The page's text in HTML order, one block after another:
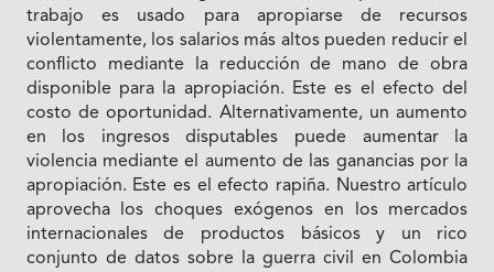
trabajo es usado para apropiarse de recursos
violentamente, los salarios más altos pueden reducir el
conflicto mediante la reducción de mano de obra
disponible para la apropiación. Este es el efecto del
costo de oportunidad. Alternativamente, un aumento
en los ingresos disputables puede aumentar la
violencia mediante el aumento de las ganancias por la
apropiación. Este es el efecto rapiña. Nuestro artículo
aprovecha los choques exógenos en los mercados
internacionales de productos básicos y un rico
conjunto de datos sobre la guerra civil en Colombia